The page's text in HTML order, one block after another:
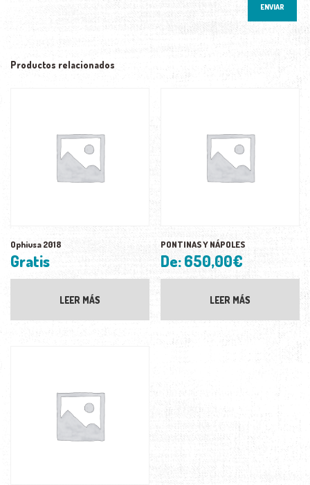
Productos relacionados
Ophiusa 2018
Gratis
LEER MÁS
PONTINAS Y NÁPOLES
De:650,00€
LEER MÁS